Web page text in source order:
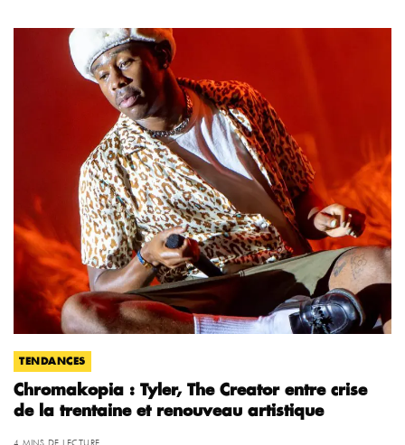
TENDANCES
Chromakopia : Tyler, The Creator entre crise
de la trentaine et renouveau artistique
4 MINS DE LECTURE